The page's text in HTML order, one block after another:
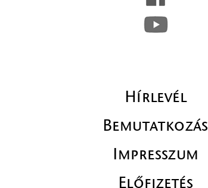
Hírlevél
Bemutatkozás
Impresszum
Előfizetés